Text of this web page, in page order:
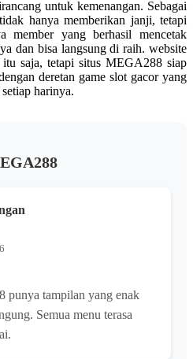
untuk kemenangan. Sebagai
hanya memberikan janji, tetapi
member yang berhasil mencetak
dan bisa langsung di raih. website
saja, tetapi situs MEGA288 siap
deretan game slot gacor yang
harinya.
punya tampilan yang enak
Semua menu terasa